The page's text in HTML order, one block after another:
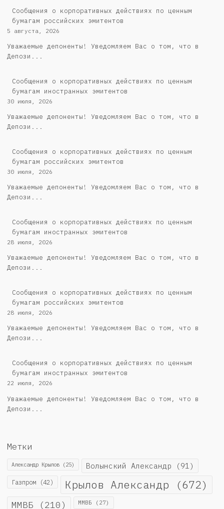
Cообщения о корпоративных действиях по ценным
бумагам российских эмитентов
5 августа, 2026
Уважаемые депоненты! Уведомляем Вас о том, что в
Депози...
Сообщения о корпоративных действиях по ценным
бумагам иностранных эмитентов
30 июля, 2026
Уважаемые депоненты! Уведомляем Вас о том, что в
Депози...
Cообщения о корпоративных действиях по ценным
бумагам российских эмитентов
30 июля, 2026
Уважаемые депоненты! Уведомляем Вас о том, что в
Депози...
Сообщения о корпоративных действиях по ценным
бумагам иностранных эмитентов
28 июля, 2026
Уважаемые депоненты! Уведомляем Вас о том, что в
Депози...
Cообщения о корпоративных действиях по ценным
бумагам российских эмитентов
28 июля, 2026
Уважаемые депоненты! Уведомляем Вас о том, что в
Депози...
Сообщения о корпоративных действиях по ценным
бумагам иностранных эмитентов
22 июля, 2026
Уважаемые депоненты! Уведомляем Вас о том, что в
Депози...
Метки
Александр Крылов (25) Волынский Александр (91)
Газпром (42) Крылов Александр (672)
ММВБ (210) ММВБ (27)